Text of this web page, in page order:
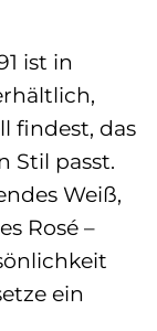
ist in
findest, das
Stil passt.
Weiß,
Rosé –
ein